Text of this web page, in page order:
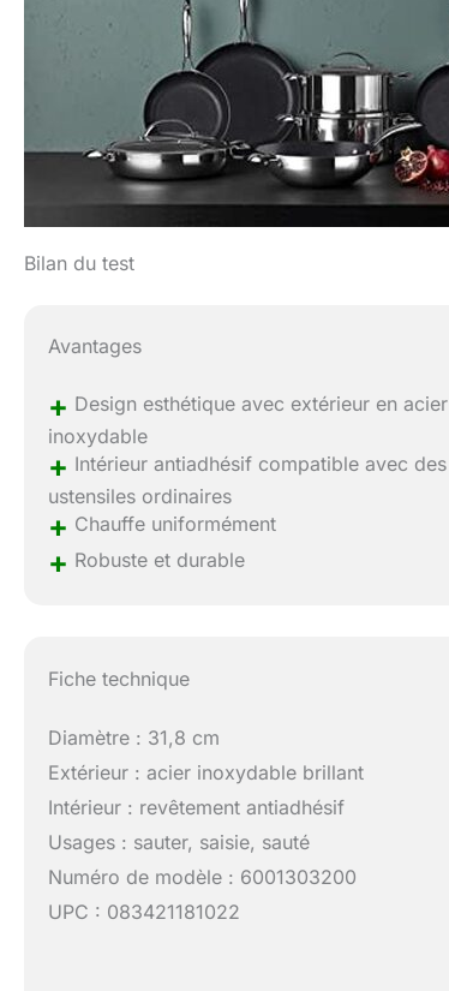
Bilan du test
Avantages
+ Design esthétique avec extérieur en acier
inoxydable
+ Intérieur antiadhésif compatible avec des
ustensiles ordinaires
+ Chauffe uniformément
+ Robuste et durable
Fiche technique
Diamètre : 31,8 cm
Extérieur : acier inoxydable brillant
Intérieur : revêtement antiadhésif
Usages : sauter, saisie, sauté
Numéro de modèle : 6001303200
UPC : 083421181022